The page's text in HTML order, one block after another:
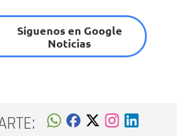
Síguenos en Google
Noticias